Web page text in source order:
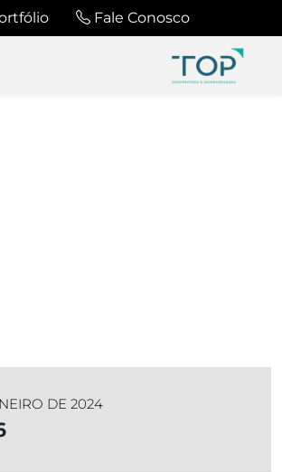
Fale Conosco
DE 2024